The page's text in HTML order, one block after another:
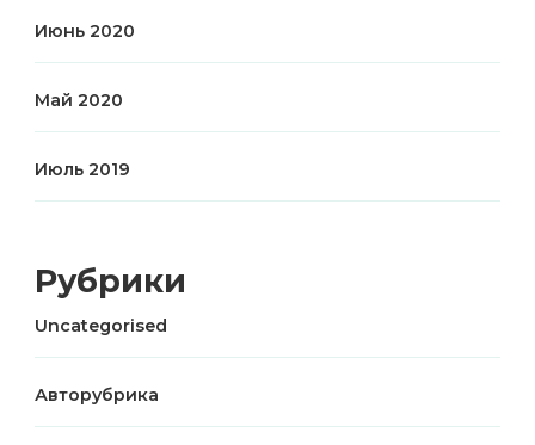
Июнь 2020
Май 2020
Июль 2019
Рубрики
Uncategorised
Авторубрика